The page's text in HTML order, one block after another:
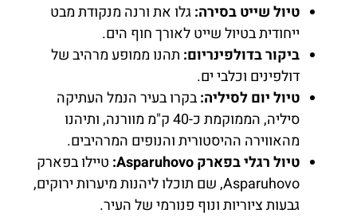
טיול שייט בסירה:גלו את ורנה מנקודת מבט
ייחודית בטיול שייט לאורך חוף הים.
ביקור בדולפינריום: תהנו ממופע מרהיב של
דולפינים וכלבי ים.
טיול יום לסיליה:בקרו בעיר הנמל העתיקה
סיליה, הממוקמת כ-40 ק"מ מוורנה, ותיהנו
מהאווירה ההיסטורית והנופים המרהיבים.
טיול רגלי בפארק Asparuhovo:
טיילו בפארק
Asparuhovo, שם תוכלו ליהנות מיערות ירוקים,
גבעות ציוריות ונוף פנורמי של העיר.